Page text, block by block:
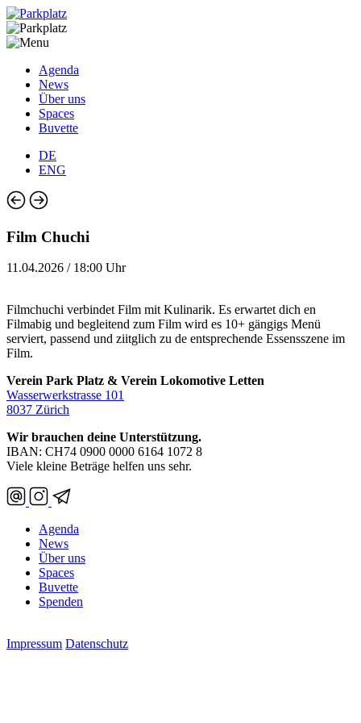
Agenda
News
Über uns
Spaces
Buvette
DE
ENG
Film Chuchi
11.04.2026 / 18:00 Uhr
Filmchuchi verbindet Film mit Kulinarik. Es erwartet dich en
Filmabig und begleitend zum Film wird es 10+ gängigs Menü
serviert, passend und ziitglich zu de entsprechende Essensszene im
Film.
Verein Park Platz & Verein Lokomotive Letten
Wasserwerkstrasse 101
8037 Zürich
Wir brauchen deine Unterstützung.
IBAN: CH74 0900 0000 6164 1072 8
Viele kleine Beträge helfen uns sehr.
Agenda
News
Über uns
Spaces
Buvette
Spenden
Impressum Datenschutz